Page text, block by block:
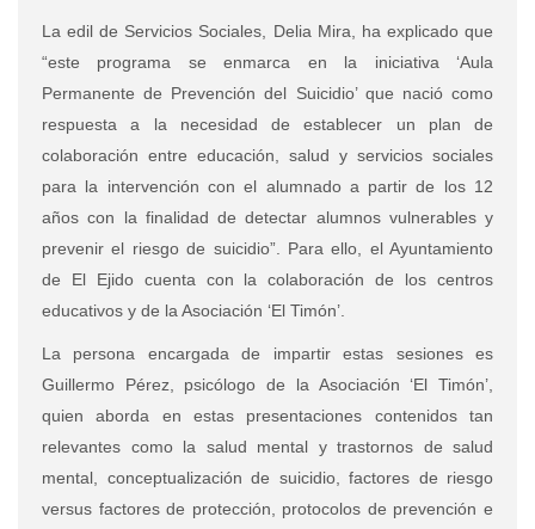
La edil de Servicios Sociales, Delia Mira, ha explicado que
“este programa se enmarca en la iniciativa ‘Aula
Permanente de Prevención del Suicidio’ que nació como
respuesta a la necesidad de establecer un plan de
colaboración entre educación, salud y servicios sociales
para la intervención con el alumnado a partir de los 12
años con la finalidad de detectar alumnos vulnerables y
prevenir el riesgo de suicidio”. Para ello, el Ayuntamiento
de El Ejido cuenta con la colaboración de los centros
educativos y de la Asociación ‘El Timón’.
La persona encargada de impartir estas sesiones es
Guillermo Pérez, psicólogo de la Asociación ‘El Timón’,
quien aborda en estas presentaciones contenidos tan
relevantes como la salud mental y trastornos de salud
mental, conceptualización de suicidio, factores de riesgo
versus factores de protección, protocolos de prevención e